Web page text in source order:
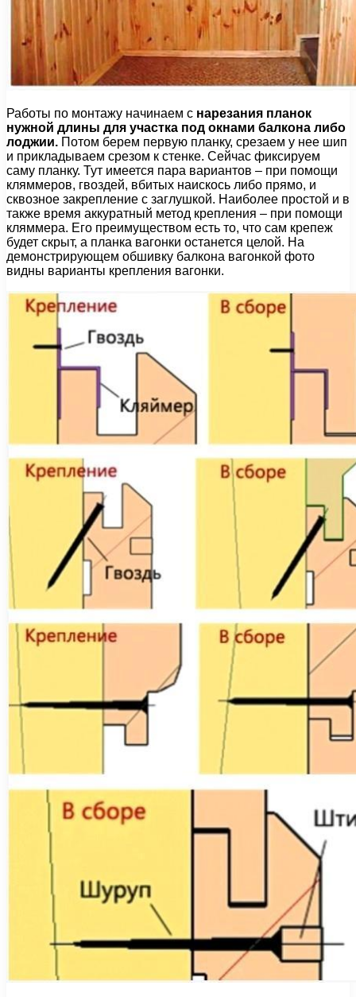
Работы по монтажу начинаем с нарезания планок
нужной длины для участка под окнами балкона либо
лоджии. Потом берем первую планку, срезаем у нее шип
и прикладываем срезом к стенке. Сейчас фиксируем
саму планку. Тут имеется пара вариантов – при помощи
кляммеров, гвоздей, вбитых наискось либо прямо, и
сквозное закрепление с заглушкой. Наиболее простой и в
также время аккуратный метод крепления – при помощи
кляммера. Его преимуществом есть то, что сам крепеж
будет скрыт, а планка вагонки останется целой. На
демонстрирующем обшивку балкона вагонкой фото
видны варианты крепления вагонки.